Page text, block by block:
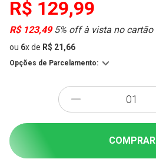
R$ 129,99
R$ 123,495% off à vista no cartão
ou 6xde R$ 21,66
Opções de Parcelamento:
-
COMPRAR